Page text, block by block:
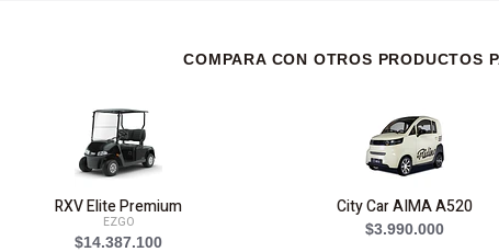
COMPARA CON OTROS PRODUCTOS
RXV Elite Premium
EZGO
$14.387.100
City Car AIMA A520
$3.990.000